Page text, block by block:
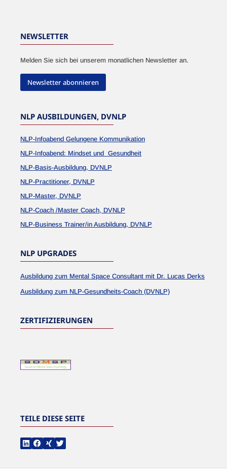
NEWSLETTER
Melden Sie sich bei unserem monatlichen Newsletter an.
Newsletter abonnieren
NLP AUSBILDUNGEN, DVNLP
NLP-Infoabend Gelungene Kommunikation
NLP-Infoabend: Mindset und Gesundheit
NLP-Basis-Ausbildung, DVNLP
NLP-Practitioner, DVNLP
NLP-Master, DVNLP
NLP-Coach /Master Coach, DVNLP
NLP-Business Trainer/in Ausbildung, DVNLP
NLP UPGRADES
Ausbildung zum Mental Space Consultant mit Dr. Lucas Derks
Ausbildung zum NLP-Gesundheits-Coach (DVNLP)
ZERTIFIZIERUNGEN
TEILE DIESE SEITE